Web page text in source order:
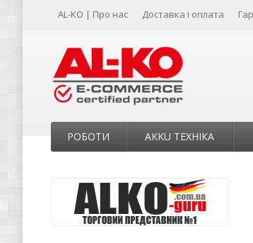
AL-KO | Про нас Доставка і оплата
РОБОТИ AKKU ТЕХНІКА